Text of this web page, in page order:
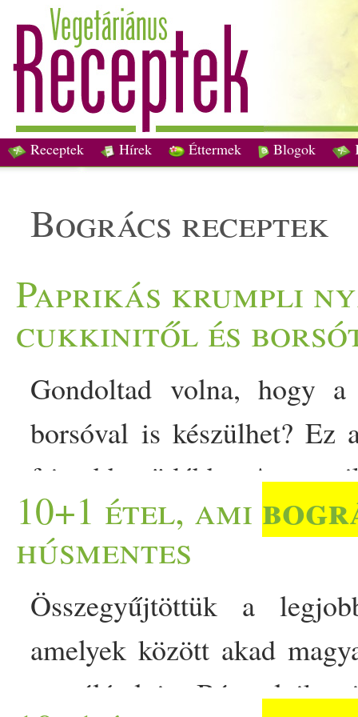
Receptek Hírek Éttermek Blogok
bogrács receptek
Paprikás krumpli
cukkinitől és
Gondoltad volna, hogy
borsóval is készülhet? Ez
frissebb, üdébb. A
számára egy igazán
bográcsillatát, a sűrű,
konyháját. De mi történik,
kivesszük a megszokott…
csavarral - cukkinitől és
10+1 étel, ami
húsmentes
Összegyűjtöttük a
amelyek között akad
egytálétel is.